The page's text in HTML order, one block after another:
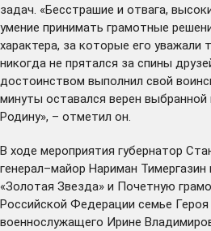
задач. «Бесстрашие и отвага,
умение принимать грамотные
характера, за которые его уважали
никогда не прятался за спины
достоинством выполнил свой
минуты оставался верен
Родину», – отметил он.
В ходе мероприятия губернатор
генерал–майор Нариман
«Золотая Звезда» и Почетную
Российской Федерации семье Героя
военнослужащего Ирине